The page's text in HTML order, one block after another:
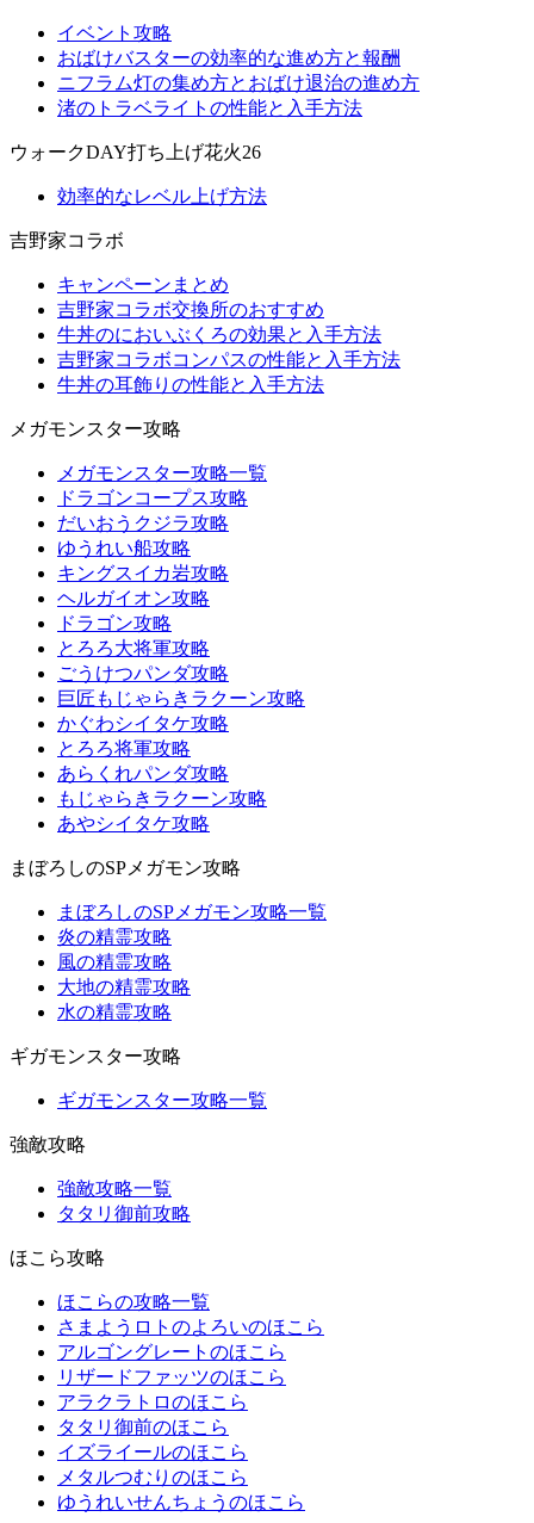
イベント攻略
おばけバスターの効率的な進め方と報酬
ニフラム灯の集め方とおばけ退治の進め方
渚のトラベライトの性能と入手方法
ウォークDAY打ち上げ花火26
効率的なレベル上げ方法
吉野家コラボ
キャンペーンまとめ
吉野家コラボ交換所のおすすめ
牛丼のにおいぶくろの効果と入手方法
吉野家コラボコンパスの性能と入手方法
牛丼の耳飾りの性能と入手方法
メガモンスター攻略
メガモンスター攻略一覧
ドラゴンコープス攻略
だいおうクジラ攻略
ゆうれい船攻略
キングスイカ岩攻略
ヘルガイオン攻略
ドラゴン攻略
とろろ大将軍攻略
ごうけつパンダ攻略
巨匠もじゃらきラクーン攻略
かぐわシイタケ攻略
とろろ将軍攻略
あらくれパンダ攻略
もじゃらきラクーン攻略
あやシイタケ攻略
まぼろしのSPメガモン攻略
まぼろしのSPメガモン攻略一覧
炎の精霊攻略
風の精霊攻略
大地の精霊攻略
水の精霊攻略
ギガモンスター攻略
ギガモンスター攻略一覧
強敵攻略
強敵攻略一覧
タタリ御前攻略
ほこら攻略
ほこらの攻略一覧
さまようロトのよろいのほこら
アルゴングレートのほこら
リザードファッツのほこら
アラクラトロのほこら
タタリ御前のほこら
イズライールのほこら
メタルつむりのほこら
ゆうれいせんちょうのほこら